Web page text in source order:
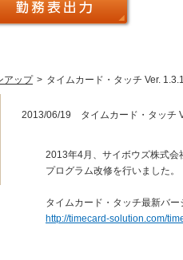
アップ > タイムカード・タッチ Ver.
2013/06/19 タイムカード・タッチ
2013年4月、サイボウズ株式会
プログラム改修を行いました。
タイムカード・タッチ最新バ
http://timecard-solution.com/